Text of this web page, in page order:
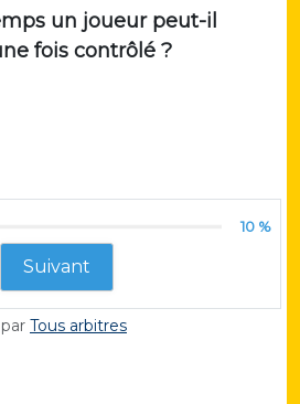
un joueur peut-il
fois contrôlé ?
10 %
Suivant
par Tous arbitres